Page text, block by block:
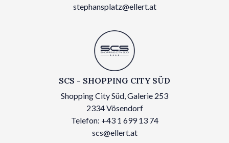
stephansplatz@ellert.at
SCS - SHOPPING CITY SÜD
Shopping City Süd, Galerie 253
2334 Vösendorf
Telefon: +43 1 699 13 74
scs@ellert.at